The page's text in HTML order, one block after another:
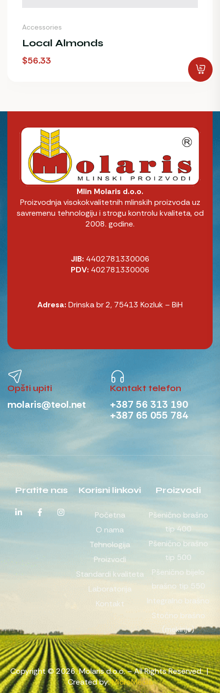
Accessories
Local Almonds
$56.33
Mlin Molaris d.o.o.
Proizvodnja visokokvalitetnih mlinskih proizvoda uz
savremenu tehnologiju i strogu kontrolu kvaliteta, od
2008. godine.
JIB: 4402781330006
PDV: 402781330006
Adresa: Drinska br 2, 75413 Kozluk – BiH
Opšti upiti
molaris@teol.net
Kontakt telefon
+387 56 313 190
+387 65 055 784
Korisni linkovi
Početna
O nama
Tehnologija
Proizvodi
Standardi kvaliteta
Laboratorija
Kontakt
Proizvodi
Pšenično brašno
tip 400
Pšenično brašno
tip 500
Pšenično bijelo
brašno tip 550
Integralno brašno
Stočno brašno
(mekinje)
Pratite nas
Copyright © 2026. Molaris d.o.o. – All Rights Reserved. |
Created by:MicroMedia